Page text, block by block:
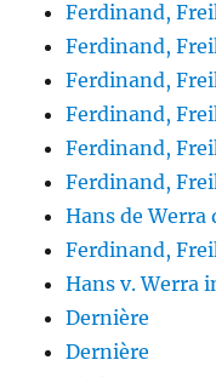
Ferdinand,
Ferdinand,
Ferdinand,
Ferdinand,
Ferdinand,
Ferdinand,
Hans de Werra
Ferdinand,
Hans v. Werra
Dernière
Dernière